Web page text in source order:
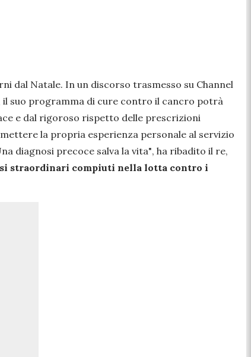
dal Natale. In un discorso trasmesso su Channel
il suo programma di cure contro il cancro potrà
e dal rigoroso rispetto delle prescrizioni
la propria esperienza personale al servizio
diagnosi precoce salva la vita", ha ribadito il re,
straordinari compiuti nella lotta contro i